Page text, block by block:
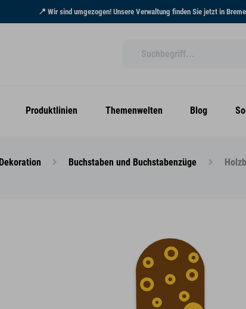
📍 Wir sind umgezogen! Unsere Verwaltung finden Sie jetzt in
Produktlinien Themenwelten Blog
Dekoration Buchstaben und Buchstabenzüge